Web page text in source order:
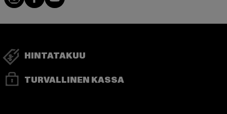
HINTATAKUU
TURVALLINEN KASSA